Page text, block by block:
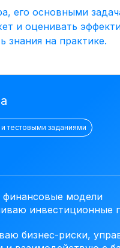
его основными
и оценивать
знания на практике.
бизнес-риски,
модели
инвестиционные
тестовыми заданиями